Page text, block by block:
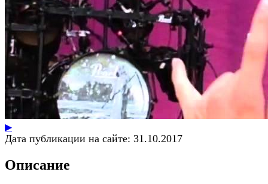
▶
Дата публикации на сайте: 31.10.2017
Описание